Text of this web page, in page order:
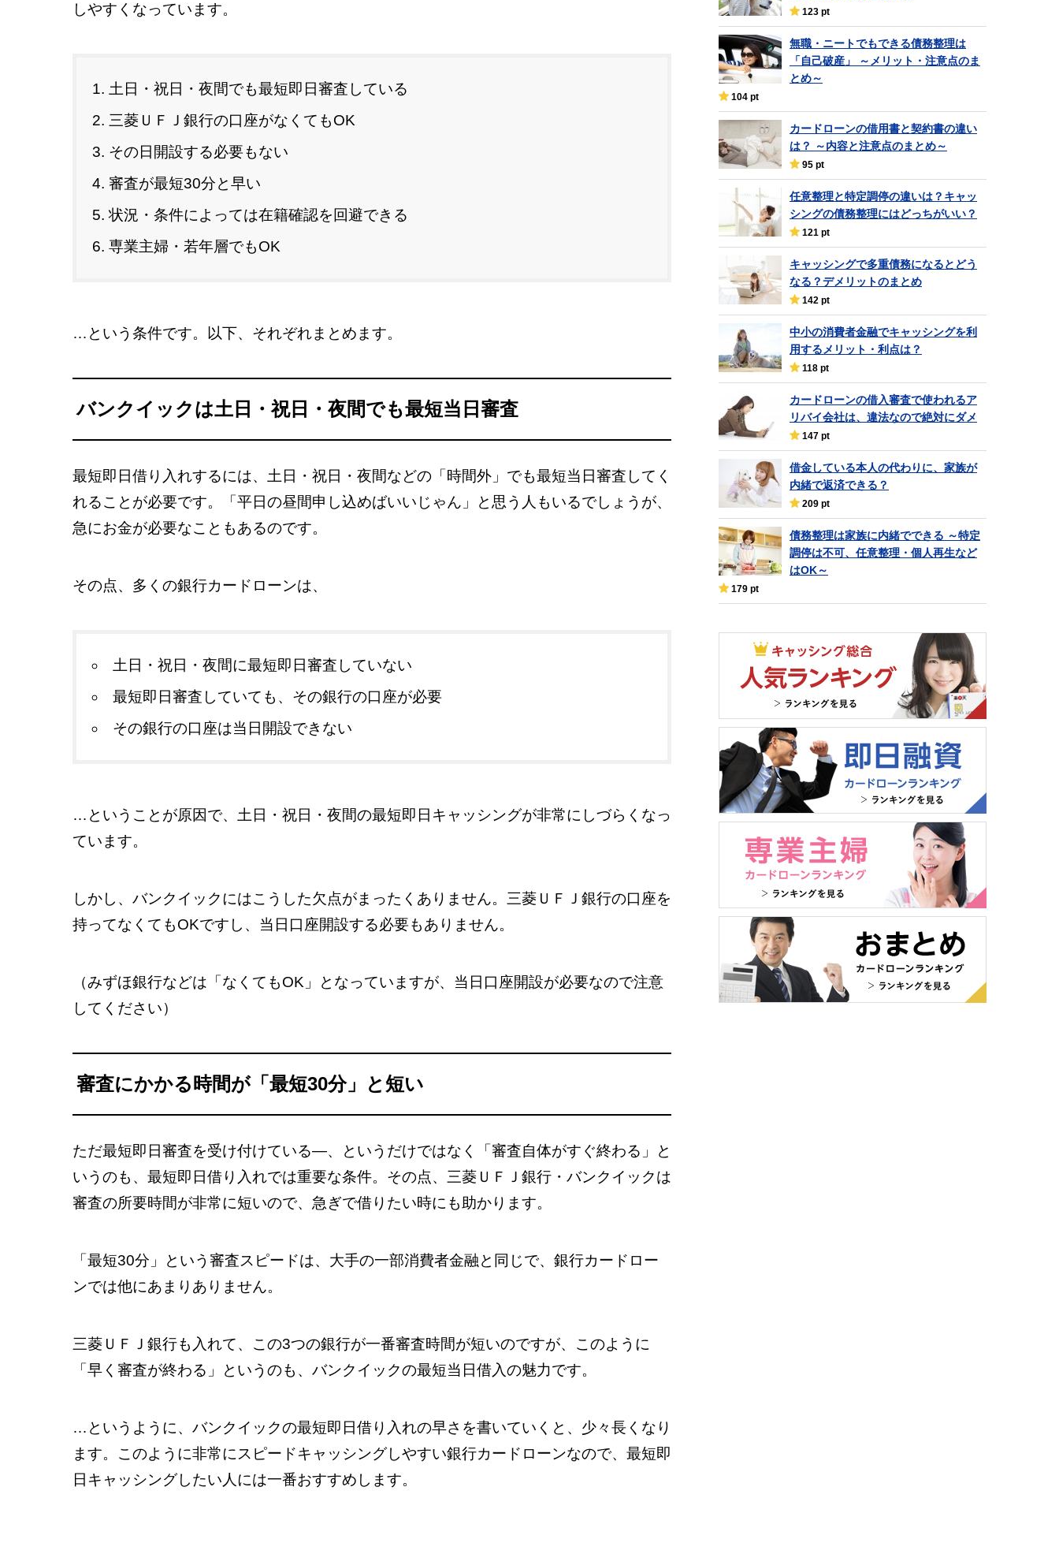
しやすくなっています。
土日・祝日・夜間でも最短即日審査している
三菱ＵＦＪ銀行の口座がなくてもOK
その日開設する必要もない
審査が最短30分と早い
状況・条件によっては在籍確認を回避できる
専業主婦・若年層でもOK
…という条件です。以下、それぞれまとめます。
バンクイックは土日・祝日・夜間でも最短当日審査
最短即日借り入れするには、土日・祝日・夜間などの「時間外」でも最短当日審査してく
れることが必要です。「平日の昼間申し込めばいいじゃん」と思う人もいるでしょうが、
急にお金が必要なこともあるのです。
その点、多くの銀行カードローンは、
土日・祝日・夜間に最短即日審査していない
最短即日審査していても、その銀行の口座が必要
その銀行の口座は当日開設できない
…ということが原因で、土日・祝日・夜間の最短即日キャッシングが非常にしづらくなっ
ています。
しかし、バンクイックにはこうした欠点がまったくありません。三菱ＵＦＪ銀行の口座を
持ってなくてもOKですし、当日口座開設する必要もありません。
（みずほ銀行などは「なくてもOK」となっていますが、当日口座開設が必要なので注意
してください）
審査にかかる時間が「最短30分」と短い
ただ最短即日審査を受け付けている―、というだけではなく「審査自体がすぐ終わる」と
いうのも、最短即日借り入れでは重要な条件。その点、三菱ＵＦＪ銀行・バンクイックは
審査の所要時間が非常に短いので、急ぎで借りたい時にも助かります。
「最短30分」という審査スピードは、大手の一部消費者金融と同じで、銀行カードロー
ンでは他にあまりありません。
三菱ＵＦＪ銀行も入れて、この3つの銀行が一番審査時間が短いのですが、このように
「早く審査が終わる」というのも、バンクイックの最短当日借入の魅力です。
…というように、バンクイックの最短即日借り入れの早さを書いていくと、少々長くなり
ます。このように非常にスピードキャッシングしやすい銀行カードローンなので、最短即
日キャッシングしたい人には一番おすすめします。
123 pt
無職・ニートでもできる債務整理は
「自己破産」 ～メリット・注意点のま
とめ～
104 pt
カードローンの借用書と契約書の違い
は？ ～内容と注意点のまとめ～
95 pt
任意整理と特定調停の違いは？キャッ
シングの債務整理にはどっちがいい？
121 pt
キャッシングで多重債務になるとどう
なる？デメリットのまとめ
142 pt
中小の消費者金融でキャッシングを利
用するメリット・利点は？
118 pt
カードローンの借入審査で使われるア
リバイ会社は、違法なので絶対にダメ
147 pt
借金している本人の代わりに、家族が
内緒で返済できる？
209 pt
債務整理は家族に内緒でできる ～特定
調停は不可、任意整理・個人再生など
はOK～
179 pt